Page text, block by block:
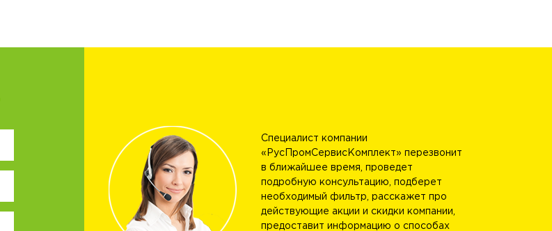
Специалист компании
«РусПромСервисКомплект» перезвонит
в ближайшее время, проведет
подробную консультацию, подберет
необходимый фильтр, расскажет про
действующие акции и скидки компании,
предоставит информацию о способах